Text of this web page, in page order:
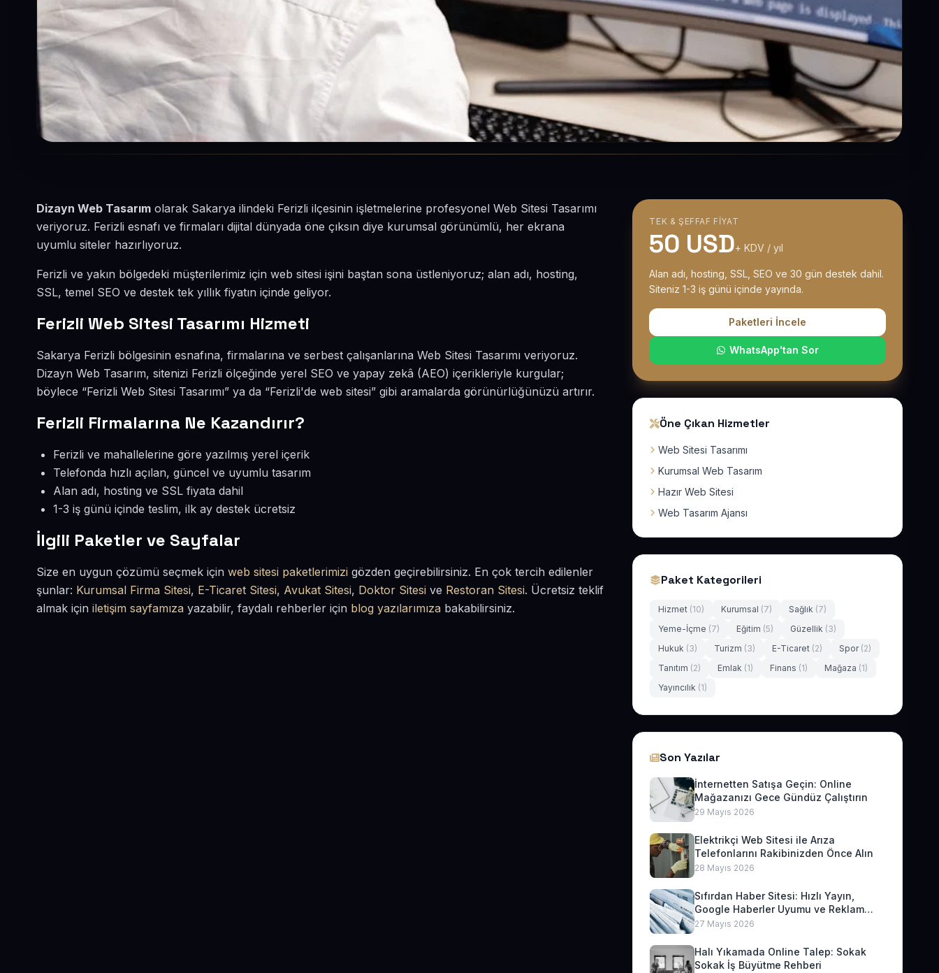
Dizayn Web Tasarım olarak Sakarya ilindeki Ferizli ilçesinin işletmelerine profesyonel Web Sitesi Tasarımı
veriyoruz. Ferizli esnafı ve firmaları dijital dünyada öne çıksın diye kurumsal görünümlü, her ekrana
uyumlu siteler hazırlıyoruz.
Ferizli ve yakın bölgedeki müşterilerimiz için web sitesi işini baştan sona üstleniyoruz; alan adı, hosting,
SSL, temel SEO ve destek tek yıllık fiyatın içinde geliyor.
Ferizli Web Sitesi Tasarımı Hizmeti
Sakarya Ferizli bölgesinin esnafına, firmalarına ve serbest çalışanlarına Web Sitesi Tasarımı veriyoruz.
Dizayn Web Tasarım, sitenizi Ferizli ölçeğinde yerel SEO ve yapay zekâ (AEO) içerikleriyle kurgular;
böylece “Ferizli Web Sitesi Tasarımı” ya da “Ferizli'de web sitesi” gibi aramalarda görünürlüğünüzü artırır.
Ferizli Firmalarına Ne Kazandırır?
Ferizli ve mahallelerine göre yazılmış yerel içerik
Telefonda hızlı açılan, güncel ve uyumlu tasarım
Alan adı, hosting ve SSL fiyata dahil
1-3 iş günü içinde teslim, ilk ay destek ücretsiz
İlgili Paketler ve Sayfalar
Size en uygun çözümü seçmek için web sitesi paketlerimizi gözden geçirebilirsiniz. En çok tercih edilenler
şunlar: Kurumsal Firma Sitesi, E-Ticaret Sitesi, Avukat Sitesi, Doktor Sitesi ve Restoran Sitesi. Ücretsiz teklif
almak için iletişim sayfamıza yazabilir, faydalı rehberler için blog yazılarımıza bakabilirsiniz.
TEK & ŞEFFAF FIYAT
50 USD+ KDV / yıl
Alan adı, hosting, SSL, SEO ve 30 gün destek dahil.
Siteniz 1-3 iş günü içinde yayında.
Paketleri İncele
WhatsApp'tan Sor
Öne Çıkan Hizmetler
Web Sitesi Tasarımı
Kurumsal Web Tasarım
Hazır Web Sitesi
Web Tasarım Ajansı
Paket Kategorileri
Hizmet (10) Kurumsal (7) Sağlık (7)
Yeme-İçme (7) Eğitim (5) Güzellik (3)
Hukuk (3) Turizm (3) E-Ticaret (2) Spor (2)
Tanıtım (2) Emlak (1) Finans (1) Mağaza (1)
Yayıncılık (1)
Son Yazılar
İnternetten Satışa Geçin: Online
Mağazanızı Gece Gündüz Çalıştırın
29 Mayıs 2026
Elektrikçi Web Sitesi ile Arıza
Telefonlarını Rakibinizden Önce Alın
28 Mayıs 2026
Sıfırdan Haber Sitesi: Hızlı Yayın,
Google Haberler Uyumu ve Reklam
Geliri
27 Mayıs 2026
Halı Yıkamada Online Talep: Sokak
Sokak İş Büyütme Rehberi